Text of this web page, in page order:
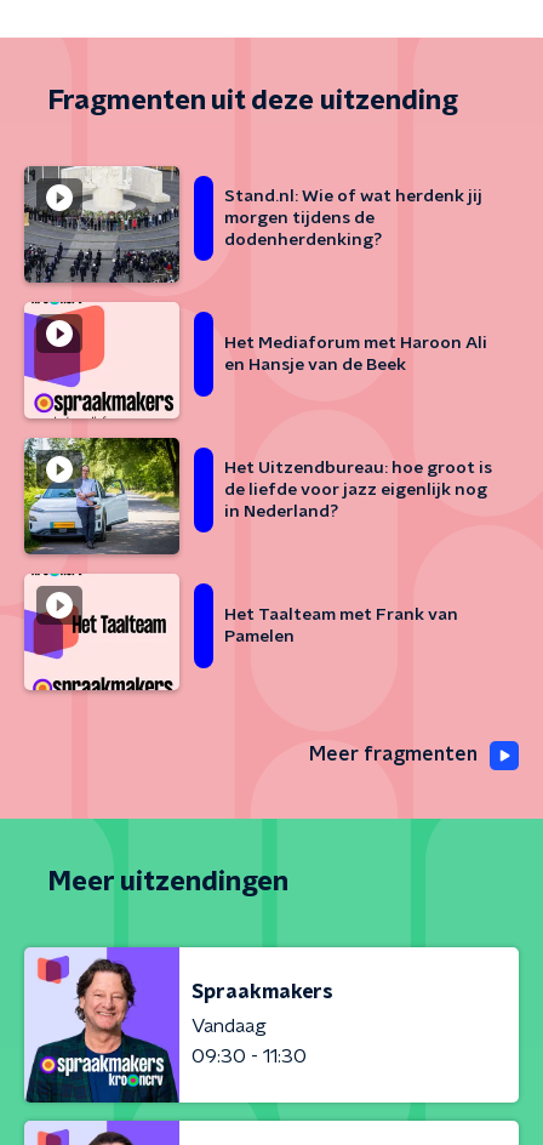
Fragmenten uit deze uitzending
Stand.nl: Wie of wat herdenk jij
morgen tijdens de
dodenherdenking?
Het Mediaforum met Haroon Ali
en Hansje van de Beek
Het Uitzendbureau: hoe groot is
de liefde voor jazz eigenlijk nog
in Nederland?
Het Taalteam met Frank van
Pamelen
Meer fragmenten
Meer uitzendingen
Spraakmakers
Vandaag
09:30 - 11:30